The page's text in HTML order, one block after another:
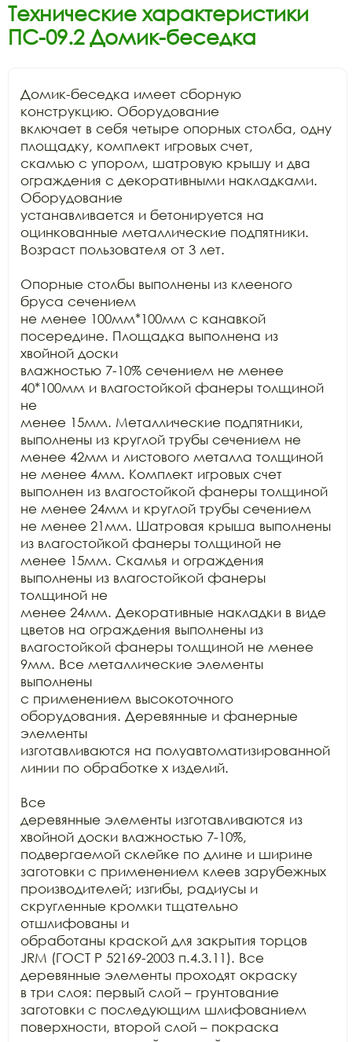
Технические характеристики
ПС-09.2 Домик-беседка
Домик-беседка имеет сборную
конструкцию. Оборудование
включает в себя четыре опорных столба, одну
площадку, комплект игровых счет,
скамью с упором, шатровую крышу и два
ограждения с декоративными накладками.
Оборудование
устанавливается и бетонируется на
оцинкованные металлические подпятники.
Возраст пользователя от 3 лет.
Опорные столбы выполнены из клееного
бруса сечением
не менее 100мм*100мм с канавкой
посередине. Площадка выполнена из
хвойной доски
влажностью 7-10% сечением не менее
40*100мм и влагостойкой фанеры толщиной
не
менее 15мм. Металлические подпятники,
выполнены из круглой трубы сечением не
менее 42мм и листового металла толщиной
не менее 4мм. Комплект игровых счет
выполнен из влагостойкой фанеры толщиной
не менее 24мм и круглой трубы сечением
не менее 21мм. Шатровая крыша выполнены
из влагостойкой фанеры толщиной не
менее 15мм. Скамья и ограждения
выполнены из влагостойкой фанеры
толщиной не
менее 24мм. Декоративные накладки в виде
цветов на ограждения выполнены из
влагостойкой фанеры толщиной не менее
9мм. Все металлические элементы
выполнены
с применением высокоточного
оборудования. Деревянные и фанерные
элементы
изготавливаются на полуавтоматизированной
линии по обработке х изделий.
Все
деревянные элементы изготавливаются из
хвойной доски влажностью 7-10%,
подвергаемой склейке по длине и ширине
заготовки с применением клеев зарубежных
производителей; изгибы, радиусы и
скругленные кромки тщательно
отшлифованы и
обработаны краской для закрытия торцов
JRM (ГОСТ Р 52169-2003 п.4.3.11). Все
деревянные элементы проходят окраску
в три слоя: первый слой – грунтование
заготовки с последующим шлифованием
поверхности, второй слой – покраска